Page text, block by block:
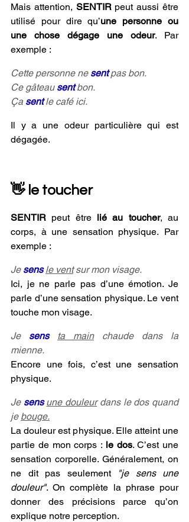
Mais attention, SENTIR peut aussi être
utilisé pour dire qu’une personne ou
une chose dégage une odeur. Par
exemple :
Cette personne ne sent pas bon.
Ce gâteau sent bon.
Ça sent le café ici.
Il y a une odeur particulière qui est
dégagée.
👋 le toucher
SENTIR peut être lié au toucher, au
corps, à une sensation physique. Par
exemple :
Je sens le vent sur mon visage.
Ici, je ne parle pas d’une émotion. Je
parle d’une sensation physique. Le vent
touche mon visage.
Je sens ta main chaude dans la
mienne.
Encore une fois, c’est une sensation
physique.
Je sens une douleur dans le dos quand
je bouge.
La douleur est physique. Elle atteint une
partie de mon corps : le dos. C’est une
sensation corporelle. Généralement, on
ne dit pas seulement
"je sens une
douleur". On complète la phrase pour
donner des précisions parce qu’on
explique notre perception.